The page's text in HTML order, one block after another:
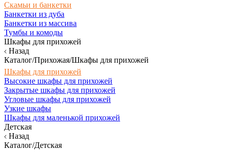
Скамьи и банкетки
Банкетки из дуба
Банкетки из массива
Тумбы и комоды
Шкафы для прихожей
Назад
Каталог/Прихожая/Шкафы для прихожей
Шкафы для прихожей
Высокие шкафы для прихожей
Закрытые шкафы для прихожей
Угловые шкафы для прихожей
Узкие шкафы
Шкафы для маленькой прихожей
Детская
Назад
Каталог/Детская